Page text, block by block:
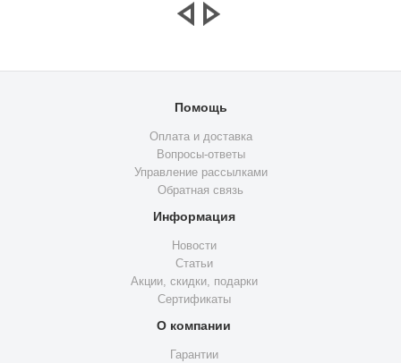
Помощь
Оплата и доставка
Вопросы-ответы
Управление рассылками
Обратная связь
Информация
Новости
Статьи
Акции, скидки, подарки
Сертификаты
О компании
Гарантии